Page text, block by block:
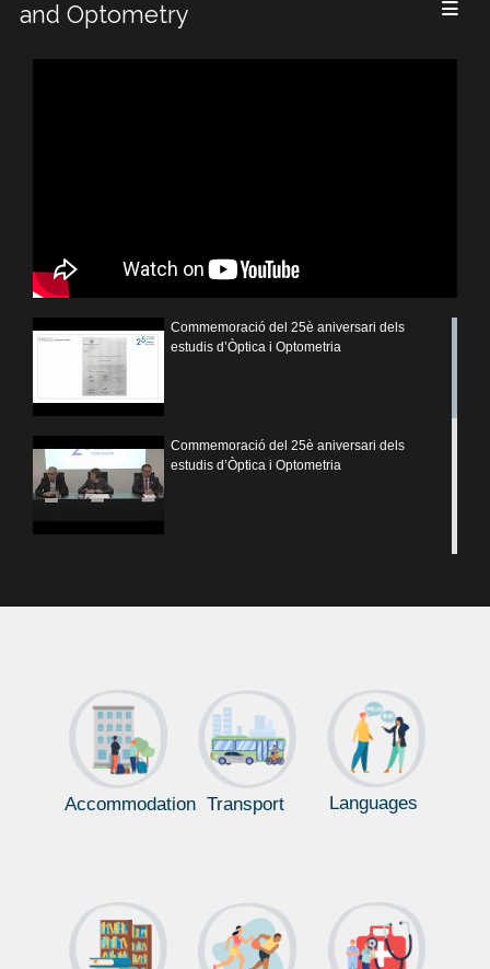
and Optometry
Commemoració del 25è aniversari dels
estudis d’Òptica i Optometria
Commemoració del 25è aniversari dels
estudis d’Òptica i Optometria
Óptica Geométrica. Leyes de la Reflexión y la
Refracción
Accommodation Transport Languages